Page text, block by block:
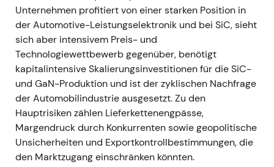
Wachstumsperspektiven in der
Leistungselektronik für Rechenzentren und
Elektrofahrzeuge — trotz kurzfristiger
Zyklusbelastung[10].
Positiver fundamentaler Katalysator mit
mittelfristig konstruktiver technischer
Implikation; unterstützt einen späteren
Ausbruch nach oben, sobald die zyklischen
Gegenwindsituationen nachlassen.
Nov 2024 (GJ2024-Ergebnisse / Step-
Unternehmen profitiert von einer starken Position in
der Automotive-Leistungselektronik und bei SiC, sieht
sich aber intensivem Preis- und
Technologiewettbewerb gegenüber, benötigt
kapitalintensive Skalierungsinvestitionen für die SiC-
und GaN-Produktion und ist der zyklischen Nachfrage
der Automobilindustrie ausgesetzt. Zu den
Hauptrisiken zählen Lieferkettenengpässe,
Margendruck durch Konkurrenten sowie geopolitische
Unsicherheiten und Exportkontrollbestimmungen, die
den Marktzugang einschränken könnten.